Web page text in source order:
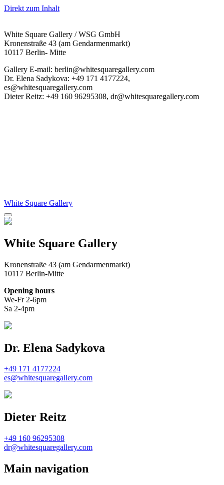
Direkt zum Inhalt
White Square Gallery / WSG GmbH
Kronenstraße 43 (am Gendarmenmarkt)
10117 Berlin- Mitte
Gallery E-mail: berlin@whitesquaregallery.com
Dr. Elena Sadykova: +49 171 4177224,
es@whitesquaregallery.com
Dieter Reitz: +49 160 96295308, dr@whitesquaregallery.com
White Square Gallery
White Square Gallery
Kronenstraße 43 (am Gendarmenmarkt)
10117 Berlin-Mitte
Opening hours
We-Fr 2-6pm
Sa 2-4pm
Dr. Elena Sadykova
+49 171 4177224
es@whitesquaregallery.com
Dieter Reitz
+49 160 96295308
dr@whitesquaregallery.com
Main navigation